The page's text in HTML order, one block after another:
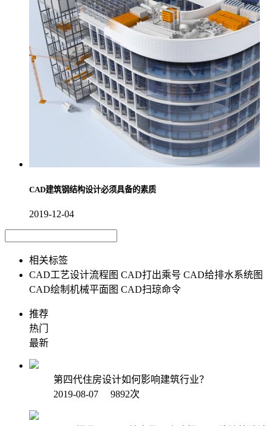
CAD建筑钢结构设计必须具备的素质
2019-12-04
相关标签
CAD工艺设计流程图 CAD打出乘号 CAD给排水系统图
CAD绘制机械平面图 CAD扫琼命令
推荐
热门
最新
第四代住房设计如何影响建筑行业？
2019-08-07 9892次